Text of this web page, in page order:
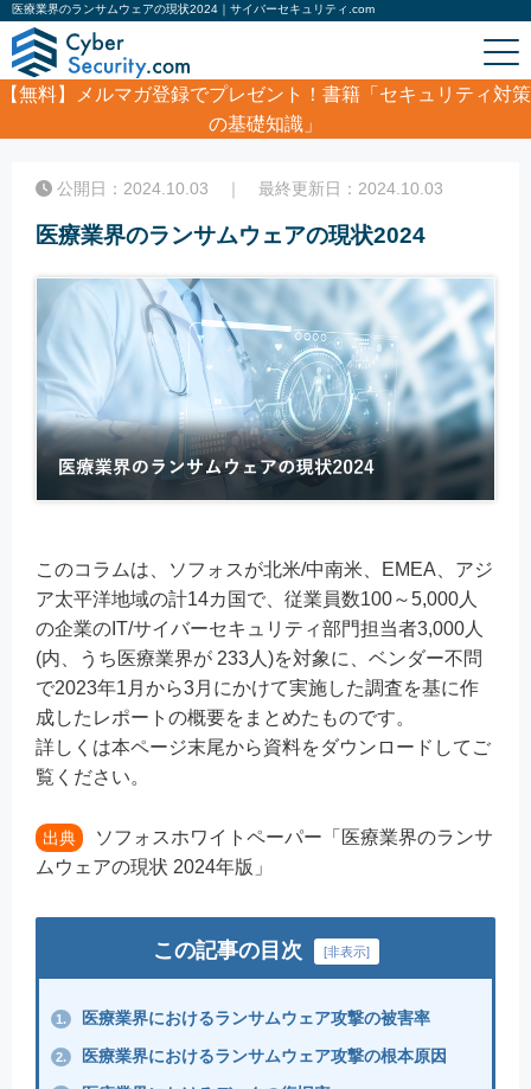
医療業界のランサムウェアの現状2024｜サイバーセキュリティ.com
【無料】
メルマガ登録でプレゼント！書籍「セキュリティ対策
の基礎知識」
医療業界のランサムウェアの現状2024
公開日：2024.10.03 ｜ 最終更新日：2024.10.03
医療業界のランサムウェアの現状2024
このコラムは、ソフォスが北米/中南米、EMEA、アジ
ア太平洋地域の計14カ国で、従業員数100～5,000人
の企業のIT/サイバーセキュリティ部門担当者3,000人
(内、うち医療業界が 233人)を対象に、ベンダー不問
で2023年1月から3月にかけて実施した調査を基に作
成したレポートの概要をまとめたものです。
詳しくは本ページ末尾から資料をダウンロードしてご
覧ください。
出典
ソフォスホワイトペーパー「医療業界のランサ
ムウェアの現状 2024年版」
この記事の目次 [非表示]
1. 医療業界におけるランサムウェア攻撃の被害率​
2. 医療業界におけるランサムウェア攻撃の根本原因